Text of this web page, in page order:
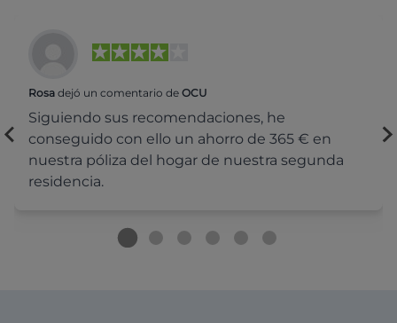
Rosa dejó un comentario de OCU
Siguiendo sus recomendaciones, he
conseguido con ello un ahorro de 365 € en
nuestra póliza del hogar de nuestra segunda
residencia.